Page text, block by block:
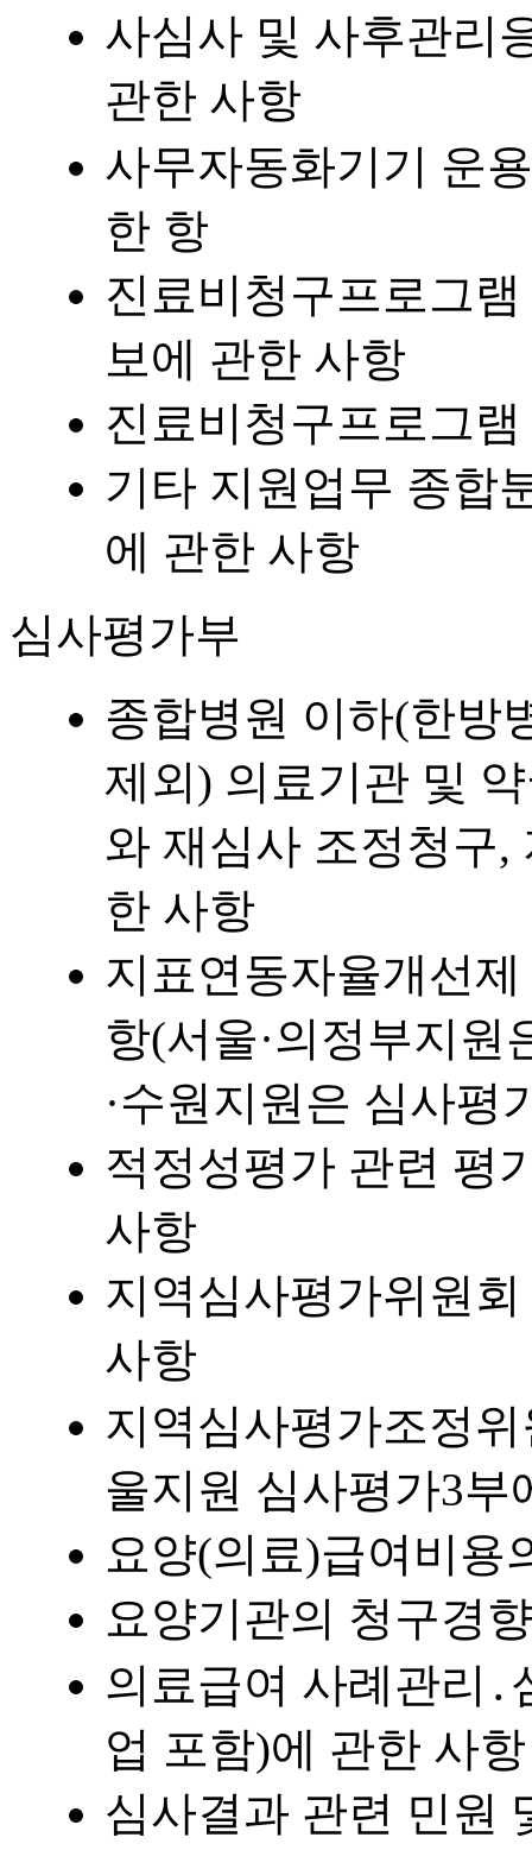
사심사 및 사후관리
관한 사항
사무자동화기기 운
한 항
진료비청구프로그
보에 관한 사항
진료비청구프로그
기타 지원업무 종합
에 관한 사항
심사평가부
종합병원 이하(한방
제외) 의료기관 및
와 재심사 조정청구,
한 사항
지표연동자율개선
항(서울·의정부지원
·수원지원은 심사평
적정성평가 관련 평
사항
지역심사평가위원
사항
지역심사평가조정
울지원 심사평가3부
요양(의료)급여비용
요양기관의 청구경
의료급여 사례관리
업 포함)에 관한 사항
심사결과 관련 민원